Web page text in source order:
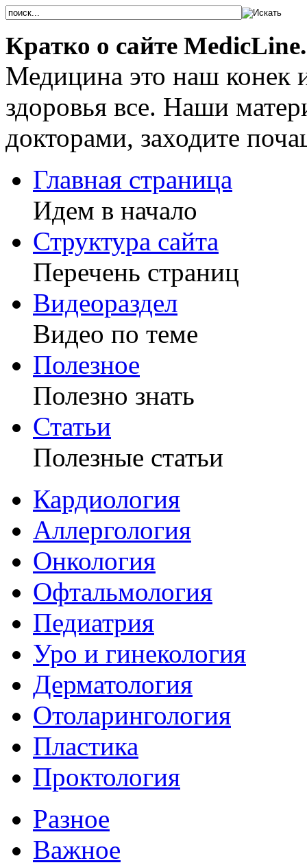
Кратко о сайте MedicLine.
Медицина это наш конек
здоровья все. Наши
докторами, заходите
Главная страница
Идем в начало
Структура сайта
Перечень страниц
Видеораздел
Видео по теме
Полезное
Полезно знать
Статьи
Полезные статьи
Кардиология
Аллергология
Онкология
Офтальмология
Педиатрия
Уро и гинекология
Дерматология
Отоларингология
Пластика
Проктология
Разное
Важное